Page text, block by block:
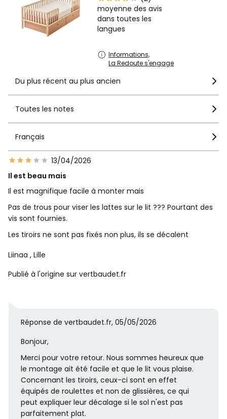
moyenne des avis
dans toutes les
langues
Informations,
La Redoute s'engage
Du plus récent au plus ancien
Toutes les notes
Français
13/04/2026
Il est beau mais
Il est magnifique facile à monter mais
Pas de trous pour viser les lattes sur le lit ??? Pourtant des
vis sont fournies.
Les tiroirs ne sont pas fixés non plus, ils se décalent
Liinaa , Lille
Publié à l'origine sur vertbaudet.fr
Réponse de vertbaudet.fr, 05/05/2026
Bonjour,
Merci pour votre retour. Nous sommes heureux que
le montage ait été facile et que le lit vous plaise.
Concernant les tiroirs, ceux-ci sont en effet
équipés de roulettes et non de glissières, ce qui
peut expliquer leur décalage si le sol n'est pas
parfaitement plat.